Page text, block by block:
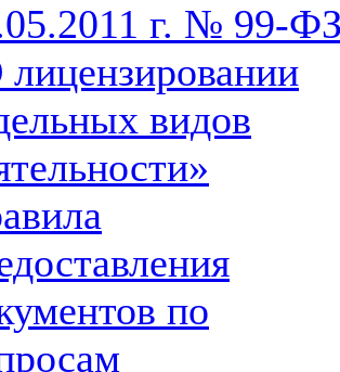
г. № 99-
видов
по